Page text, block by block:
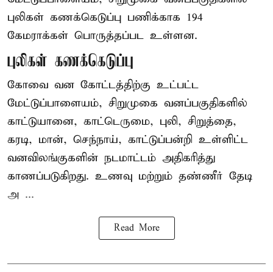
புலிகள் கணக்கெடுப்பு பணிக்காக 194
கேமராக்கள் பொருத்தப்பட உள்ளன.
புலிகள் கணக்கெடுப்பு
கோவை வன கோட்டத்திற்கு உட்பட்ட
மேட்டுப்பாளையம், சிறுமுகை வனப்பகுதிகளில்
காட்டுயானை, காட்டெருமை, புலி, சிறுத்தை,
கரடி, மான், செந்நாய், காட்டுப்பன்றி உள்ளிட்ட
வனவிலங்குகளின் நடமாட்டம் அதிகரித்து
காணப்படுகிறது. உணவு மற்றும் தண்ணீர் தேடி
அ ...
Read More